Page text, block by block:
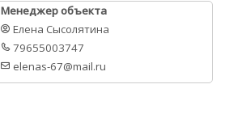
Менеджер объекта
Елена Сысолятина
79655003747
elenas-67@mail.ru